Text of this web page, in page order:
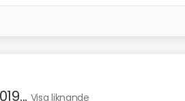
Visa liknande